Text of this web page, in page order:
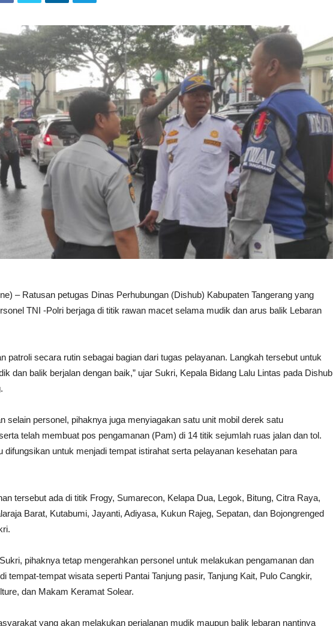
– Ratusan petugas Dinas Perhubungan (Dishub) Kabupaten Tangerang yang
TNI -Polri berjaga di titik rawan macet selama mudik dan arus balik Lebaran
patroli secara rutin sebagai bagian dari tugas pelayanan. Langkah tersebut untuk
dan balik berjalan dengan baik,” ujar Sukri, Kepala Bidang Lalu Lintas pada Dishub
selain personel, pihaknya juga menyiagakan satu unit mobil derek satu
telah membuat pos pengamanan (Pam) di 14 titik sejumlah ruas jalan dan tol.
difungsikan untuk menjadi tempat istirahat serta pelayanan kesehatan para
tersebut ada di titik Frogy, Sumarecon, Kelapa Dua, Legok, Bitung, Citra Raya,
Barat, Kutabumi, Jayanti, Adiyasa, Kukun Rajeg, Sepatan, dan Bojongrenged
pihaknya tetap mengerahkan personel untuk melakukan pengamanan dan
tempat-tempat wisata seperti Pantai Tanjung pasir, Tanjung Kait, Pulo Cangkir,
dan Makam Keramat Solear.
yang akan melakukan perjalanan mudik maupun balik lebaran nantinya